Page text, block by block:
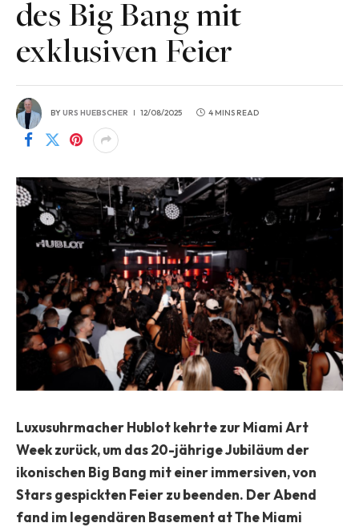
des Big Bang mit
exklusiven Feier
BYURS HUEBSCHER 12/08/2025 4 MINS READ
Luxusuhrmacher Hublot kehrte zur Miami Art
Week zurück, um das 20-jährige Jubiläum der
ikonischen Big Bang mit einer immersiven, von
Stars gespickten Feier zu beenden. Der Abend
fand im legendären Basement at The Miami